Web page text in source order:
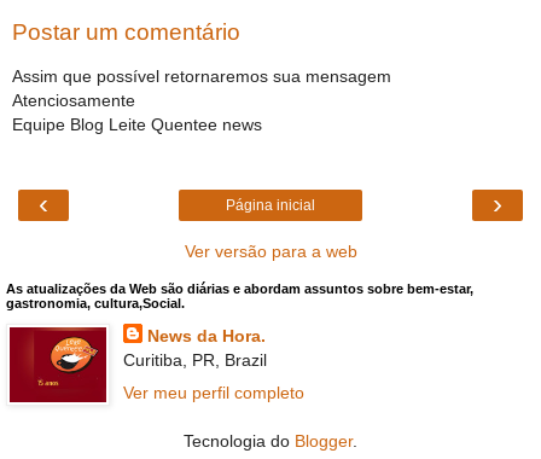
Postar um comentário
Assim que possível retornaremos sua mensagem
Atenciosamente
Equipe Blog Leite Quentee news
‹ ›
Página inicial
Ver versão para a web
As atualizações da Web são diárias e abordam assuntos sobre bem-estar,
gastronomia, cultura,Social.
News da Hora.
Curitiba, PR, Brazil
Ver meu perfil completo
Tecnologia do Blogger.